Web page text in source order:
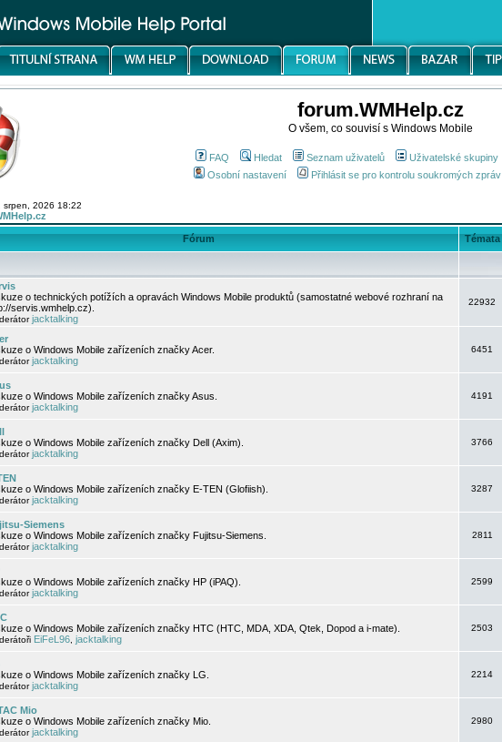
forum.WMHelp.cz
O všem, co souvisí s Windows Mobile
FAQ Hledat Seznam uživatelů Uživatelské skupiny
Osobní nastavení
Přihlásit se pro kontrolu soukromých zpráv
srpen, 2026 18:22
Fórum Témata
o technických potížích a opravách Windows Mobile produktů (samostatné webové rozhraní na
servis.wmhelp.cz).
jacktalking
22932
o Windows Mobile zařízeních značky Acer.
jacktalking
6451
o Windows Mobile zařízeních značky Asus.
jacktalking
4191
o Windows Mobile zařízeních značky Dell (Axim).
jacktalking
3766
o Windows Mobile zařízeních značky E-TEN (Glofiish).
jacktalking
3287
Siemens
o Windows Mobile zařízeních značky Fujitsu-Siemens.
jacktalking
2811
o Windows Mobile zařízeních značky HP (iPAQ).
jacktalking
2599
o Windows Mobile zařízeních značky HTC (HTC, MDA, XDA, Qtek, Dopod a i-mate).
EiFeL96 jacktalking
2503
o Windows Mobile zařízeních značky LG.
jacktalking
2214
Mio
o Windows Mobile zařízeních značky Mio.
jacktalking
2980